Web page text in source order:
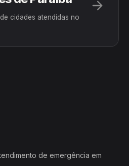
cidades atendidas no
de emergência em